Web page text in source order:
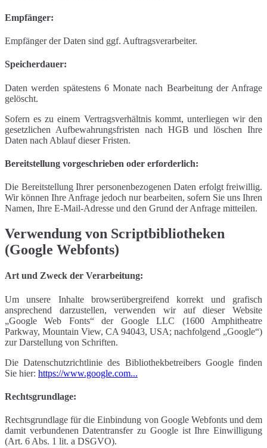
Empfänger:
Empfänger der Daten sind ggf. Auftragsverarbeiter.
Speicherdauer:
Daten werden spätestens 6 Monate nach Bearbeitung der Anfrage
gelöscht.
Sofern es zu einem Vertragsverhältnis kommt, unterliegen wir den
gesetzlichen Aufbewahrungsfristen nach HGB und löschen Ihre
Daten nach Ablauf dieser Fristen.
Bereitstellung vorgeschrieben oder erforderlich:
Die Bereitstellung Ihrer personenbezogenen Daten erfolgt freiwillig.
Wir können Ihre Anfrage jedoch nur bearbeiten, sofern Sie uns Ihren
Namen, Ihre E-Mail-Adresse und den Grund der Anfrage mitteilen.
Verwendung von Scriptbibliotheken
(Google Webfonts)
Art und Zweck der Verarbeitung:
Um unsere Inhalte browserübergreifend korrekt und grafisch
ansprechend darzustellen, verwenden wir auf dieser Website
„Google Web Fonts“ der Google LLC (1600 Amphitheatre
Parkway, Mountain View, CA 94043, USA; nachfolgend „Google“)
zur Darstellung von Schriften.
Die Datenschutzrichtlinie des Bibliothekbetreibers Google finden
Sie hier: https://www.google.com...
Rechtsgrundlage:
Rechtsgrundlage für die Einbindung von Google Webfonts und dem
damit verbundenen Datentransfer zu Google ist Ihre Einwilligung
(Art. 6 Abs. 1 lit. a DSGVO).